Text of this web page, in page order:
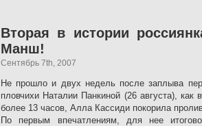
Вторая в истории
Манш!
Сентябрь 7th, 2007
Не прошло и двух недель после заплыва
пловчихи Наталии Панкиной (26 августа), как
более 13 часов, Алла Кассиди покорила
По первым впечатлениям, для нее